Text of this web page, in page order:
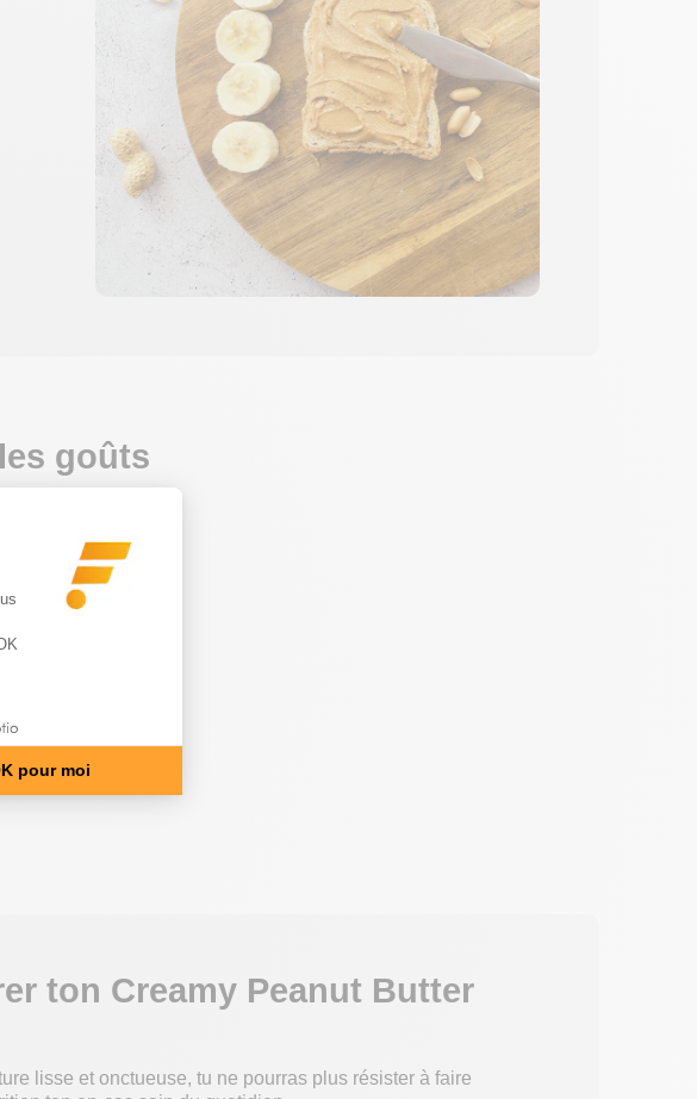
goûts
ton Creamy Peanut Butter
lisse et onctueuse, tu ne pourras plus résister à faire